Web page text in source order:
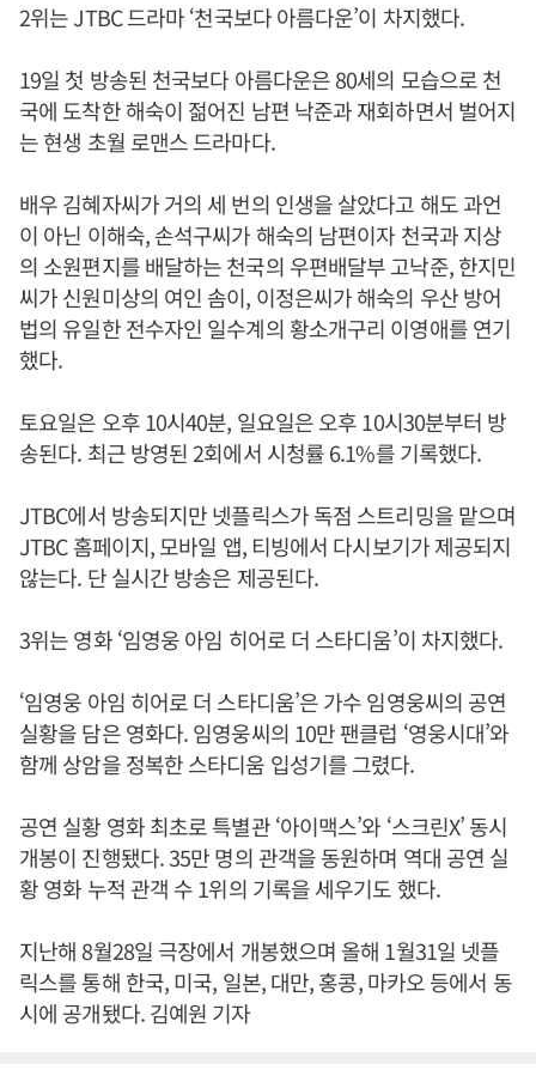
2위는 JTBC 드라마 ‘천국보다 아름다운’이 차지했다.
19일 첫 방송된 천국보다 아름다운은 80세의 모습으로 천
국에 도착한 해숙이 젊어진 남편 낙준과 재회하면서 벌어지
는 현생 초월 로맨스 드라마다.
배우 김혜자씨가 거의 세 번의 인생을 살았다고 해도 과언
이 아닌 이해숙, 손석구씨가 해숙의 남편이자 천국과 지상
의 소원편지를 배달하는 천국의 우편배달부 고낙준, 한지민
씨가 신원미상의 여인 솜이, 이정은씨가 해숙의 우산 방어
법의 유일한 전수자인 일수계의 황소개구리 이영애를 연기
했다.
토요일은 오후 10시40분, 일요일은 오후 10시30분부터 방
송된다. 최근 방영된 2회에서 시청률 6.1%를 기록했다.
JTBC에서 방송되지만 넷플릭스가 독점 스트리밍을 맡으며
JTBC 홈페이지, 모바일 앱, 티빙에서 다시보기가 제공되지
않는다. 단 실시간 방송은 제공된다.
3위는 영화 ‘임영웅 아임 히어로 더 스타디움’이 차지했다.
‘임영웅 아임 히어로 더 스타디움’은 가수 임영웅씨의 공연
실황을 담은 영화다. 임영웅씨의 10만 팬클럽 ‘영웅시대’와
함께 상암을 정복한 스타디움 입성기를 그렸다.
공연 실황 영화 최초로 특별관 ‘아이맥스’와 ‘스크린X’ 동시
개봉이 진행됐다. 35만 명의 관객을 동원하며 역대 공연 실
황 영화 누적 관객 수 1위의 기록을 세우기도 했다.
지난해 8월28일 극장에서 개봉했으며 올해 1월31일 넷플
릭스를 통해 한국, 미국, 일본, 대만, 홍콩, 마카오 등에서 동
시에 공개됐다. 김예원 기자